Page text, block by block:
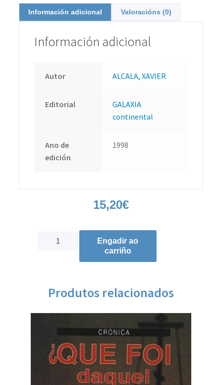
Información adicional Valoracións (0)
Información adicional
Autor ALCALA, XAVIER
Editorial
GALAXIA
continental
Ano de
edición
1998
15,20€
Engadir ao
carriño
Produtos relacionados